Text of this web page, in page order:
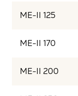
ME-II 125
ME-II 170
ME-II 200